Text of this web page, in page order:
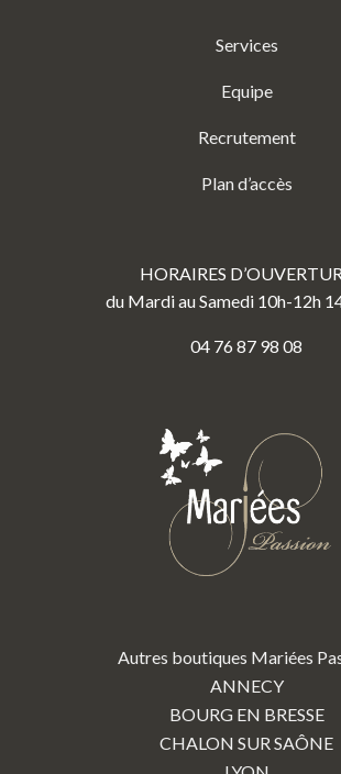
Services
Equipe
Recrutement
Plan d’accès
HORAIRES
du Mardi au Samedi 10h-12h
04 76 87 98 08
Autres boutiques Mariées
ANNECY
BOURG EN BRESSE
CHALON SUR SAÔNE